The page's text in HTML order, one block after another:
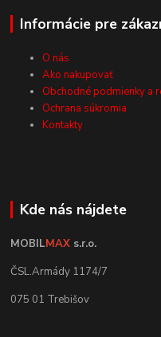
Informácie pre
O nás
Ako nakupovať
Obchodné podmienky a
Ochrana súkromia
Kontakty
Kde nás nájdete
MOBILMAX s.r.o.
ČSL.Armády 1174/7
075 01 Trebišov